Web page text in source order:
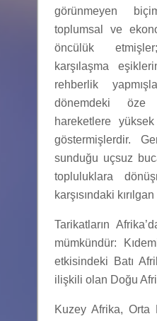
görünmeyen
toplumsal ve
öncülük
karşılaşma
rehberlik
dönemdeki öze
hareketlere
göstermişlerdir.
sunduğu uçsuz
topluluklara
karşısındaki
Tarikatların
mümkündür:
etkisindeki Batı
ilişkili olan Doğu
Kuzey Afrika, Orta